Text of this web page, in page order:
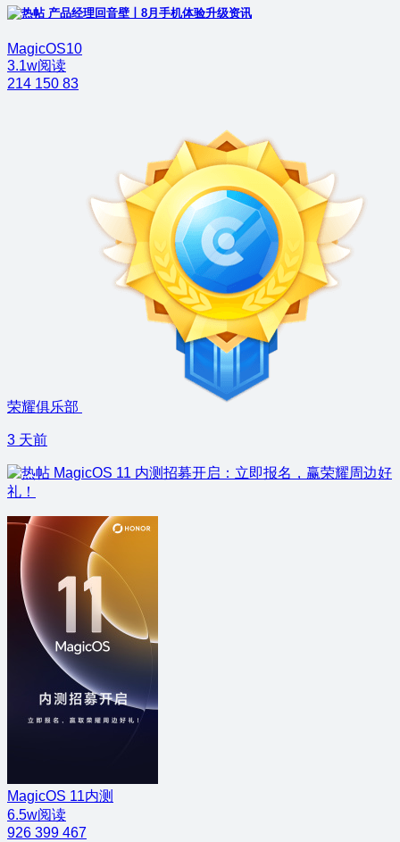
产品经理回音壁丨8月手机体验升级资讯
MagicOS10
3.1w阅读
214 150 83
荣耀俱乐部
3 天前
MagicOS 11 内测招募开启：立即报名，赢荣耀周边好
礼！
MagicOS 11内测
6.5w阅读
926 399 467